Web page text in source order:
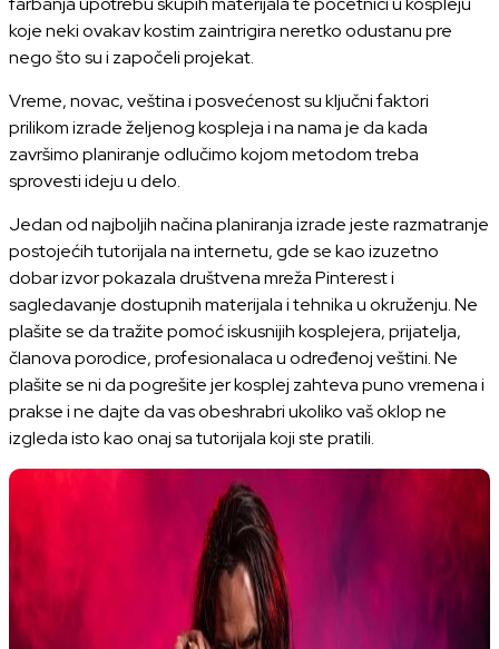
koje neki ovakav kostim zaintrigira neretko odustanu pre
nego što su i započeli projekat.
Vreme, novac, veština i posvećenost su ključni faktori
prilikom izrade željenog kospleja i na nama je da kada
završimo planiranje odlučimo kojom metodom treba
sprovesti ideju u delo.
Jedan od najboljih načina planiranja izrade jeste razmatranje
postojećih tutorijala na internetu, gde se kao izuzetno
dobar izvor pokazala društvena mreža Pinterest i
sagledavanje dostupnih materijala i tehnika u okruženju. Ne
plašite se da tražite pomoć iskusnijih kosplejera, prijatelja,
članova porodice, profesionalaca u određenoj veštini. Ne
plašite se ni da pogrešite jer kosplej zahteva puno vremena i
prakse i ne dajte da vas obeshrabri ukoliko vaš oklop ne
izgleda isto kao onaj sa tutorijala koji ste pratili.